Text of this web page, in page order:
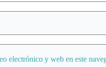
electrónico y web en este